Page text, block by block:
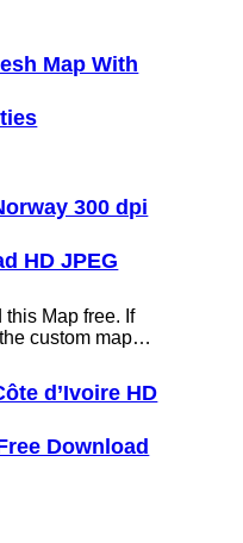
Map With
300 dpi
HD JPEG
this Map free. If
custom map…
d’Ivoire HD
Download